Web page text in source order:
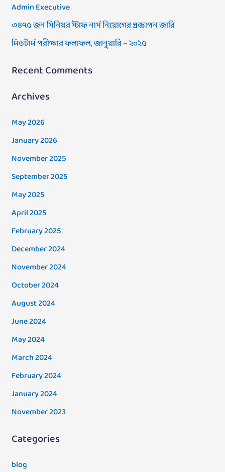
f
o
r
Admin Executive
৩৪৭৫ জন সিনিয়র স্টাফ নার্স নিয়োগের প্রজ্ঞাপন জারি
মিডটার্ম পরীক্ষার ফলাফল, জানুয়ারি – ২০২৫
Recent Comments
Archives
May 2026
January 2026
November 2025
September 2025
May 2025
April 2025
February 2025
December 2024
November 2024
October 2024
August 2024
June 2024
May 2024
March 2024
February 2024
January 2024
November 2023
Categories
blog